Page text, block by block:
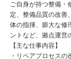
ご自身が持つ整備・
定、整備品質の改善
体の指揮、膨大な修
ントなど、拠点運営
【主な仕事内容】
・リペアプロセス